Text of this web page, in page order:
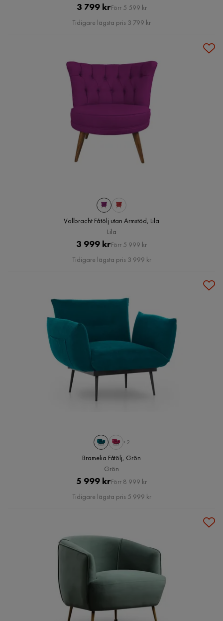
Pris
3 799 krOriginal
Pris
Förr 5 599 kr
Tidigare lägsta pris 3 799 kr
Vollbracht Fåtölj utan Armstöd, Lila
Lila
Pris
3 999 krOriginal
Pris
Förr 5 999 kr
Tidigare lägsta pris 3 999 kr
+2
Bramelia Fåtölj, Grön
Grön
Pris
5 999 krOriginal
Pris
Förr 8 999 kr
Tidigare lägsta pris 5 999 kr